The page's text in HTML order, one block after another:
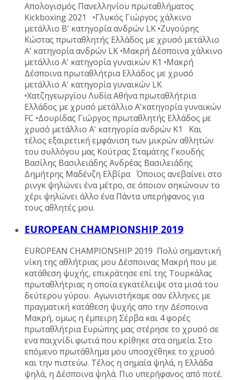
Απολογισμός Πανελληνίου πρωταθλήματος
Kickboxing 2021 •Γλυκός Γιώργος χάλκινο
μετάλλιο Β' κατηγορία ανδρών LK •Ζυγούρης
Κώστας πρωταθλητής Ελλάδος με χρυσό μετάλλιο
Α' κατηγορία ανδρών LK •Μακρή Δέσποινα χάλκινο
μετάλλιο Α' κατηγορία γυναικών K1 •Μακρή
Δέσποινα πρωταθλήτρια Ελλάδος με χρυσό
μετάλλιο Α' κατηγορία γυναικών LK
•Χατζηγεωργίου Λυδία Αθήνα πρωταθλήτρια
Ελλάδος με χρυσό μετάλλιο Α'κατηγορία γυναικών
FC •Δουρίδας Γιώργος πρωταθλητής Ελλάδος με
χρυσό μετάλλιο Α' κατηγορία ανδρών Κ1 Και
τέλος εξαιρετική εμφάνιση των μικρών αθλητών
του συλλόγου μας Κούτρας Σταμάτης Γκουδής
Βασίλης Βασιλειάδης Ανδρέας Βασιλειάδης
Δημήτρης Μαδένζη Ελβίρα Όποιος ανεβαίνει στο
ρινγκ ψηλώνει ένα μέτρο, σε όποιον σηκώνουν το
χέρι ψηλώνει άλλο ένα Πάντα υπερήφανος για
τους αθλητές μου.
EUROPEAN CHAMPIONSHIP 2019
EUROPEAN CHAMPIONSHIP 2019 Πολύ σημαντική
νίκη της αθλήτριας μου Δέσποινας Μακρή που με
κατάθεση ψυχής, επικράτησε επί της Τουρκάλας
πρωταθλήτριας η οποία εγκατέλειψε στα μισά του
δεύτερου γύρου. Αγωνιστήκαμε σαν έλληνες με
πραγματική κατάθεση ψυχής απο την Δέσποινα
Μακρή, ομως η έμπειρη Σέρβα και 4 φορές
πρωταθλήτρια Ευρώπης μας στέρησε το χρυσό σε
ενα παιχνίδι φωτιά που κρίθηκε στα σημεία. Στο
επόμενο πρωτάθλημα μου υποσχέθηκε το χρυσό
και την πιστεύω. Τέλος η σημαία ψηλά, η Ελλάδα
ψηλά, η Δέσποινα ψηλά. Πιο υπερήφανος από ποτέ.